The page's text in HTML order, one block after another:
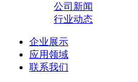
公司新闻
行业动态
企业展示
应用领域
联系我们